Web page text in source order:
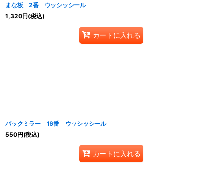
まな板 2番 ウッシッシール
1,320円(税込)
カートに入れる
バックミラー 16番 ウッシッシール
550円(税込)
カートに入れる